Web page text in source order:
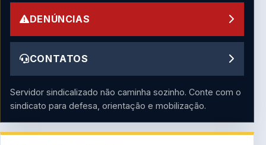
DENÚNCIAS
CONTATOS
Servidor sindicalizado não caminha sozinho. Conte com o
sindicato para defesa, orientação e mobilização.